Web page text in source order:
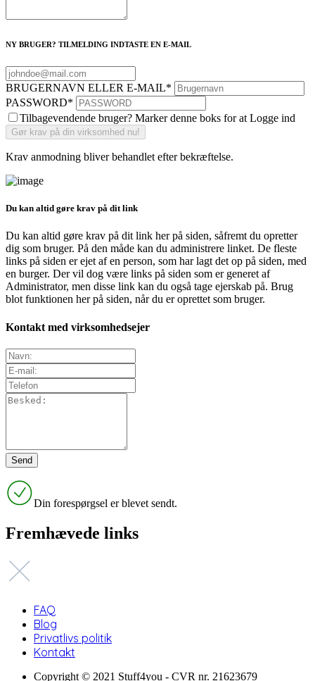
NY BRUGER? TILMELDING INDTASTE EN E-MAIL
BRUGERNAVN ELLER E-MAIL*
PASSWORD*
Tilbagevendende bruger? Marker denne boks for at Logge ind
Krav anmodning bliver behandlet efter bekræftelse.
Du kan altid gøre krav på dit link
Du kan altid gøre krav på dit link her på siden, såfremt du opretter
dig som bruger. På den måde kan du administrere linket. De fleste
links på siden er ejet af en person, som har lagt det op på siden, med
en burger. Der vil dog være links på siden som er generet af
Administrator, men disse link kan du også tage ejerskab på. Brug
blot funktionen her på siden, når du er oprettet som bruger.
Kontakt med virksomhedsejer
Din forespørgsel er blevet sendt.
Fremhævede links
FAQ
Blog
Privatlivs politik
Kontakt
Copyright © 2021 Stuff4you - CVR nr. 21623679